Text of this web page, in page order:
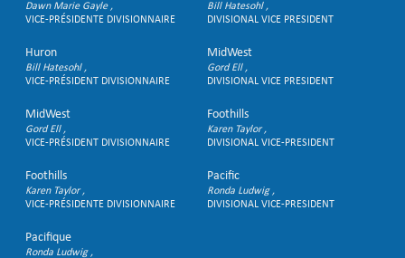
Dawn Marie Gayle
VICE-PRÉSIDENTE DIVISIONNAIRE
Bill Hatesohl
DIVISIONAL VICE PRESIDENT
Huron
Bill Hatesohl
VICE-PRÉSIDENT DIVISIONNAIRE
MidWest
Gord Ell
DIVISIONAL VICE PRESIDENT
MidWest
Gord Ell
VICE-PRÉSIDENT DIVISIONNAIRE
Foothills
Karen Taylor
DIVISIONAL VICE-PRESIDENT
Foothills
Karen Taylor
VICE-PRÉSIDENTE DIVISIONNAIRE
Pacific
Ronda Ludwig
DIVISIONAL VICE-PRESIDENT
Pacifique
Ronda Ludwig